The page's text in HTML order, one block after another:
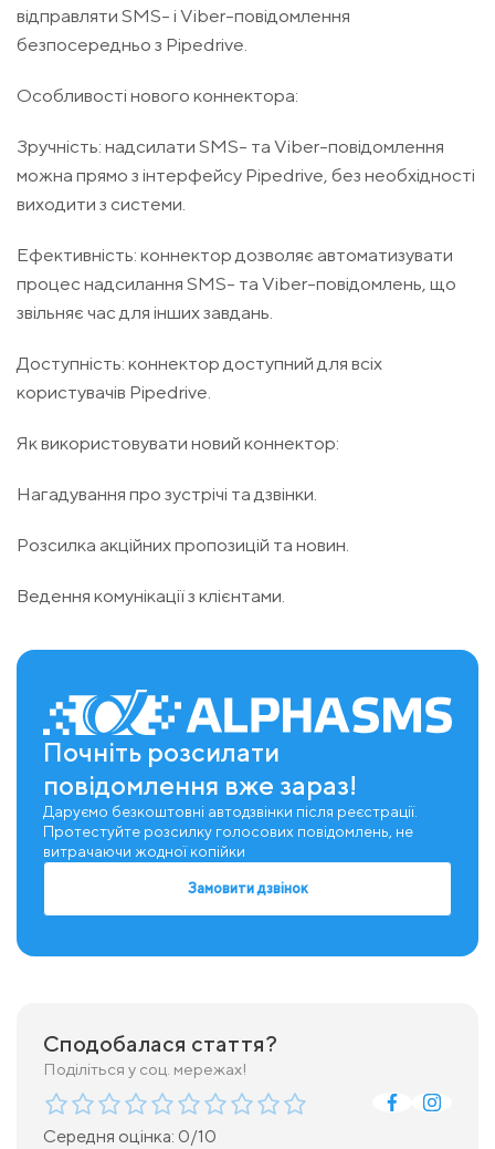
відправляти SMS- і Viber-повідомлення
безпосередньо з Pipedrive.
Особливості нового коннектора:
Зручність: надсилати SMS- та Viber-повідомлення
можна прямо з інтерфейсу Pipedrive, без необхідності
виходити з системи.
Ефективність: коннектор дозволяє автоматизувати
процес надсилання SMS- та Viber-повідомлень, що
звільняє час для інших завдань.
Доступність: коннектор доступний для всіх
користувачів Pipedrive.
Як використовувати новий коннектор:
Нагадування про зустрічі та дзвінки.
Розсилка акційних пропозицій та новин.
Ведення комунікації з клієнтами.
Почніть розсилати
повідомлення вже зараз!
Даруємо безкоштовні автодзвінки після реєстрації.
Протестуйте розсилку голосових повідомлень, не
витрачаючи жодної копійки
Замовити дзвінок
Сподобалася стаття?
Поділіться у соц. мережах!
Середня оцінка: 0/10